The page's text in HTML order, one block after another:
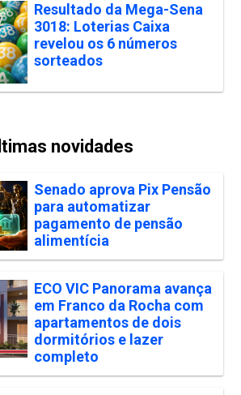
Resultado da Mega-Sena
3018: Loterias Caixa
revelou os 6 números
sorteados
novidades
Senado aprova Pix Pensão
para automatizar
pagamento de pensão
alimentícia
ECO VIC Panorama avança
em Franco da Rocha com
apartamentos de dois
dormitórios e lazer
completo